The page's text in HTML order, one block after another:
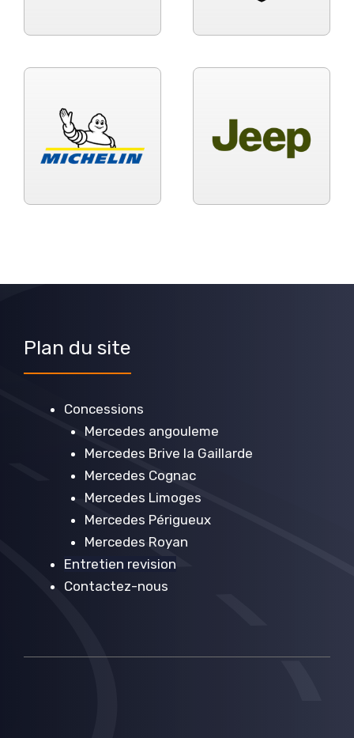
Plan du site
Concessions
Mercedes angouleme
Mercedes Brive la Gaillarde
Mercedes Cognac
Mercedes Limoges
Mercedes Périgueux
Mercedes Royan
Entretien revision
Contactez-nous